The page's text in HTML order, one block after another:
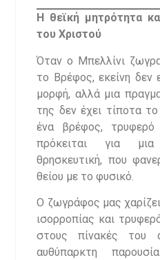
Η θεϊκή μητρότητα
του Χριστού
Όταν ο Μπελλίνι
το Βρέφος, εκείνη δεν
μορφή, αλλά μια
της δεν έχει τίποτα το
ένα βρέφος,
πρόκειται για
θρησκευτική, που
θείου με το φυσικό.
Ο ζωγράφος μας
ισορροπίας και
στους πίνακές του
αυθύπαρκτη